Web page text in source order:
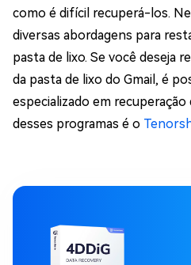
como é difícil recuperá-los.
diversas abordagens para
pasta de lixo. Se você deseja
da pasta de lixo do Gmail, é
especializado em
desses programas é o